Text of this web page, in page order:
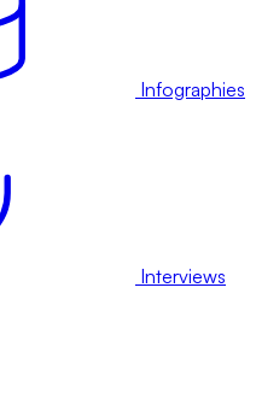
Infographies
Interviews